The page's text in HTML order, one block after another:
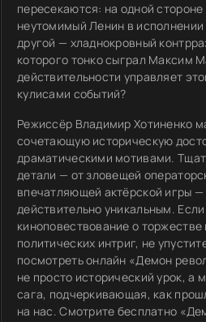
пересекаются: на одной
неутомимый Ленин в
другой — хладнокровный
которого тонко сыграл Максим
действительности управляет
кулисами событий?
Режиссёр Владимир Хотиненко
сочетающую историческую
драматическими мотивами.
детали — от зловещей
впечатляющей актёрской игры —
действительно уникальным.
киноповествование о торжестве
политических интриг, не
посмотреть онлайн «Демон
не просто исторический урок, а
сага, подчеркивающая, как
на нас. Смотрите бесплатно